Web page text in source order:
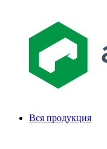
Вся продукция